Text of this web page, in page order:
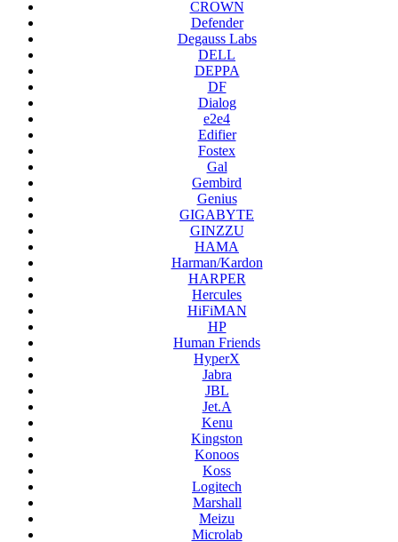
CROWN
Defender
Degauss Labs
DELL
DEPPA
DF
Dialog
e2e4
Edifier
Fostex
Gal
Gembird
Genius
GIGABYTE
GINZZU
HAMA
Harman/Kardon
HARPER
Hercules
HiFiMAN
HP
Human Friends
HyperX
Jabra
JBL
Jet.A
Kenu
Kingston
Konoos
Koss
Logitech
Marshall
Meizu
Microlab